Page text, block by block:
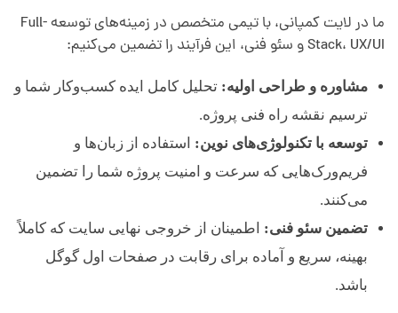
ما در لایت کمپانی، با تیمی متخصص در زمینه‌های توسعه Full-
Stack، UX/UI و سئو فنی، این فرآیند را تضمین می‌کنیم:
مشاوره و طراحی اولیه: تحلیل کامل ایده کسب‌وکار شما و
ترسیم نقشه راه فنی پروژه.
توسعه با تکنولوژی‌های نوین: استفاده از زبان‌ها و
فریم‌ورک‌هایی که سرعت و امنیت پروژه شما را تضمین
می‌کنند.
تضمین سئو فنی: اطمینان از خروجی نهایی سایت که کاملاً
بهینه، سریع و آماده برای رقابت در صفحات اول گوگل
باشد.